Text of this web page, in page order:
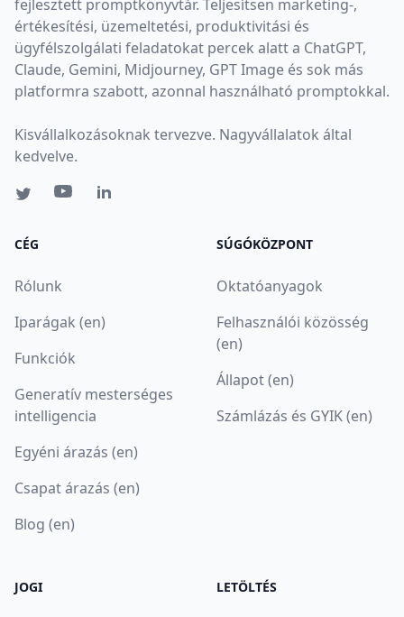
fejlesztett promptkönyvtár. Teljesítsen marketing-,
értékesítési, üzemeltetési, produktivitási és
ügyfélszolgálati feladatokat percek alatt a ChatGPT,
Claude, Gemini, Midjourney, GPT Image és sok más
platformra szabott, azonnal használható promptokkal.
Kisvállalkozásoknak tervezve. Nagyvállalatok által
kedvelve.
CÉG
Rólunk
Iparágak (en)
Funkciók
Generatív mesterséges
intelligencia
Egyéni árazás (en)
Csapat árazás (en)
Blog (en)
SÚGÓKÖZPONT
Oktatóanyagok
Felhasználói közösség
(en)
Állapot (en)
Számlázás és GYIK (en)
JOGI LETÖLTÉS